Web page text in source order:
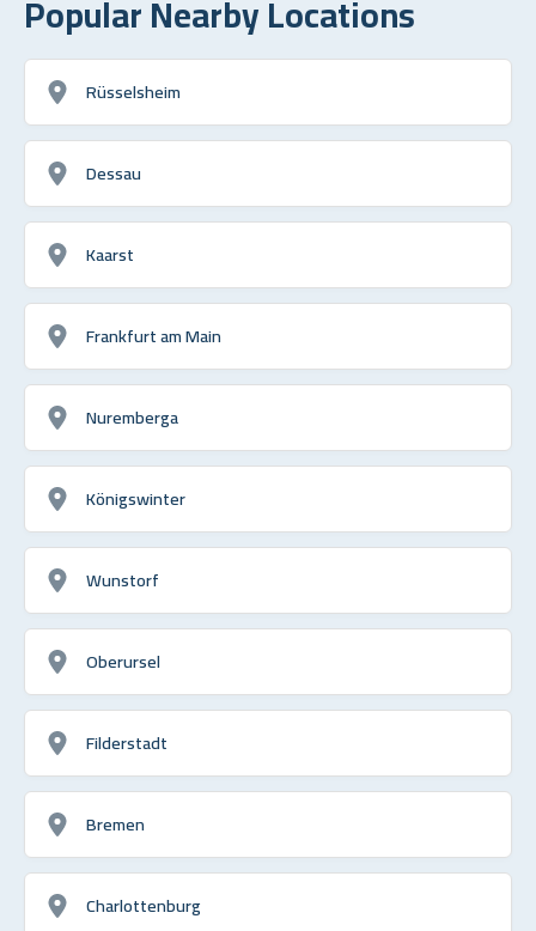
Popular Nearby Locations
Rüsselsheim
Dessau
Kaarst
Frankfurt am Main
Nuremberga
Königswinter
Wunstorf
Oberursel
Filderstadt
Bremen
Charlottenburg